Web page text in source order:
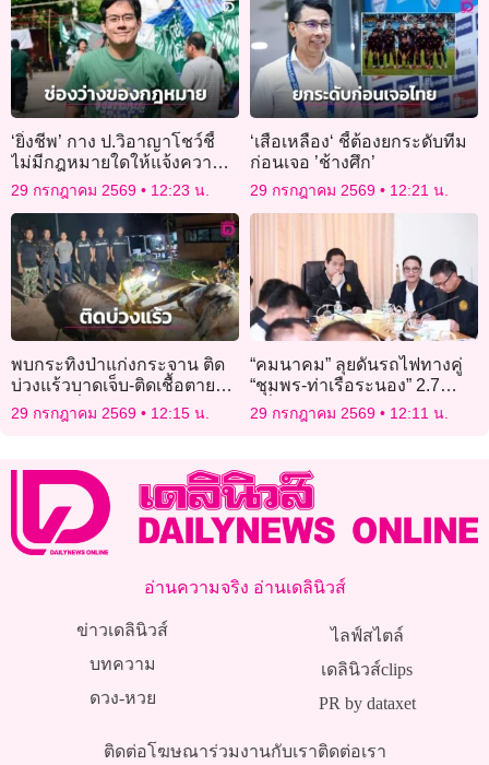
‘ยิ่งชีพ’ กาง ป.วิอาญาโชว์ชี้
ไม่มีกฎหมายใดให้แจ้งความ
ตามภูมิลำเนา-ความสะดวกผู้
เสียหายได้
29 กรกฎาคม 2569 12:23 น.
‘เสือเหลือง‘ ชี้ต้องยกระดับทีม
ก่อนเจอ ’ช้างศึก’
29 กรกฎาคม 2569 12:21 น.
พบกระทิงป่าแก่งกระจาน ติด
บ่วงแร้วบาดเจ็บ-ติดเชื้อตาย
เจ้าหน้าที่ชงห้ามขายกับดัก
สปริงล่าสัตว์
29 กรกฎาคม 2569 12:15 น.
“คมนาคม” ลุยดันรถไฟทางคู่
“ชุมพร-ท่าเรือระนอง” 2.7
หมื่นล้าน รอไฟเขียว EIA
พร้อมประมูลปี 70
29 กรกฎาคม 2569 12:11 น.
อ่านความจริง อ่านเดลินิวส์
ข่าวเดลินิวส์
บทความ
ดวง-หวย
ไลฟ์สไตล์
เดลินิวส์clips
PR by dataxet
ติดต่อโฆษณาร่วมงานกับเราติดต่อเรา